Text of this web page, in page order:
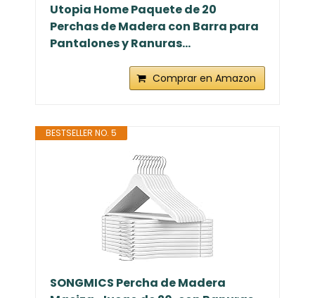
Utopia Home Paquete de 20
Perchas de Madera con Barra para
Pantalones y Ranuras...
Comprar en Amazon
BESTSELLER NO. 5
SONGMICS Percha de Madera